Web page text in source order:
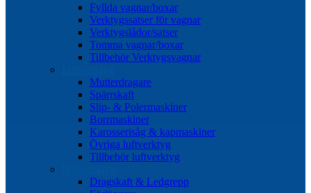
Fyllda vagnar/boxar
Verktygssatser för vagnar
Verktygslådor/satser
Tomma vagnar/boxar
Tillbehör Verktygsvagnar
Mutterdragare
Spärrskaft
Slip- & Polermaskiner
Borrmaskiner
Karosserisåg & kapmaskiner
Övriga luftverktyg
Tillbehör luftverktyg
Dragskaft & Ledgrepp